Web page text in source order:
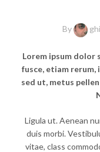
By
Lorem ipsum dolor
fusce, etiam rerum,
sed ut, metus
Ligula ut. Aenean
duis morbi.
vitae, class